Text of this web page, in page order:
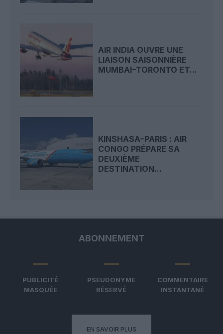
AIR INDIA OUVRE UNE
LIAISON SAISONNIÈRE
MUMBAI–TORONTO ET...
KINSHASA–PARIS : AIR
CONGO PRÉPARE SA
DEUXIÈME
DESTINATION...
ABONNEMENT
PUBLICITÉ
MASQUÉE
PSEUDONYME
RÉSERVÉ
COMMENTAIRE
INSTANTANÉ
EN SAVOIR PLUS